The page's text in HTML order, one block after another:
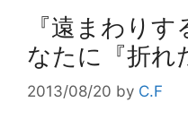
ー
『遠まわり
なたに『折れ
2013/08/20 by C.F